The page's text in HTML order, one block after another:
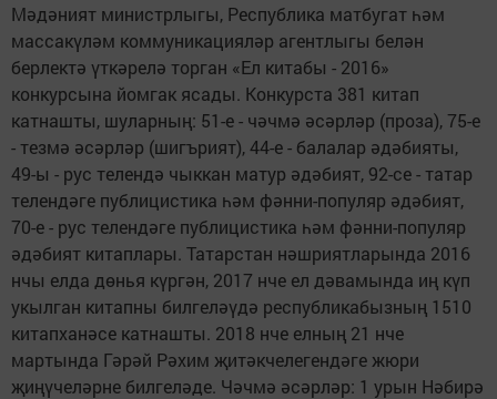
Мәдәният министрлыгы, Республика матбугат һәм
массакүләм коммуникацияләр агентлыгы белән
берлектә үткәрелә торган «Ел китабы - 2016»
конкурсына йомгак ясады. Конкурста 381 китап
катнашты, шуларның: 51-е - чәчмә әсәрләр (проза), 75-е
- тезмә әсәрләр (шигърият), 44-е - балалар әдәбияты,
49-ы - рус телендә чыккан матур әдәбият, 92-се - татар
телендәге публицистика һәм фәнни-популяр әдәбият,
70-е - рус телендәге публицистика һәм фәнни-популяр
әдәбият китаплары. Татарстан нәшриятларында 2016
нчы елда дөнья күргән, 2017 нче ел дәвамында иң күп
укылган китапны билгеләүдә республикабызның 1510
китапханәсе катнашты. 2018 нче елның 21 нче
мартында Гәрәй Рәхим җитәкчелегендәге жюри
җиңүчеләрне билгеләде. Чәчмә әсәрләр: 1 урын Нәбирә